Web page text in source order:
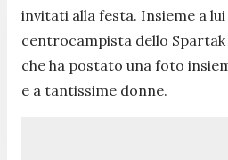
invitati alla festa. Insieme a
centrocampista dello
che ha postato una foto
e a tantissime donne.